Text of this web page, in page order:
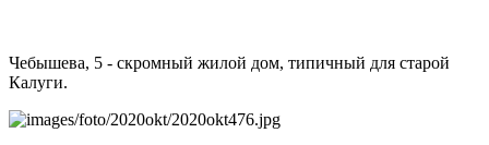
Чебышева, 5 - скромный жилой дом, типичный для старой
Калуги.